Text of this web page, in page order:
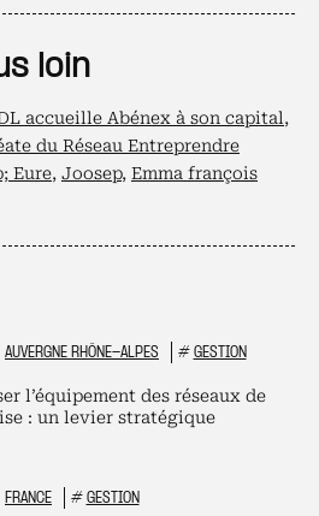
loin
accueille Abénex à son capital,
du Réseau Entreprendre
Eure, Joosep, Emma françois
AUVERGNE RHÔNE-ALPES # GESTION
l’équipement des réseaux de
: un levier stratégique
FRANCE # GESTION